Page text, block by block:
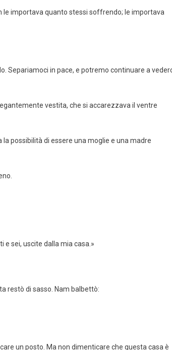
le importava quanto stessi soffrendo; le importava
Separiamoci in pace, e potremo continuare a
vestita, che si accarezzava il ventre
possibilità di essere una moglie e una madre
e sei, uscite dalla mia casa.»
restò di sasso. Nam balbettò:
un posto. Ma non dimenticare che questa casa è